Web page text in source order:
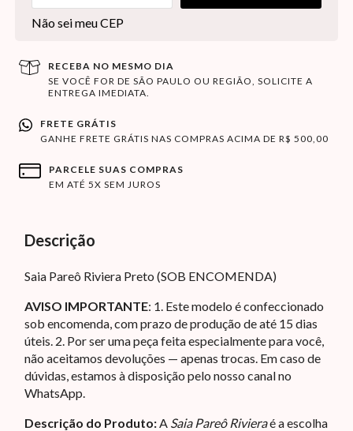
Não sei meu CEP
RECEBA NO MESMO DIA
SE VOCÊ FOR DE SÃO PAULO OU REGIÃO, SOLICITE A
ENTREGA IMEDIATA.
FRETE GRÁTIS
GANHE FRETE GRÁTIS NAS COMPRAS ACIMA DE R$ 500,00
PARCELE SUAS COMPRAS
EM ATÉ 5X SEM JUROS
Descrição
Saia Pareô Riviera Preto (SOB ENCOMENDA)
AVISO IMPORTANTE: 1. Este modelo é confeccionado
sob encomenda, com prazo de produção de até 15 dias
úteis. 2. Por ser uma peça feita especialmente para você,
não aceitamos devoluções — apenas trocas. Em caso de
dúvidas, estamos à disposição pelo nosso canal no
WhatsApp.
Descrição do Produto:A Saia Pareô Rivieraé a escolha